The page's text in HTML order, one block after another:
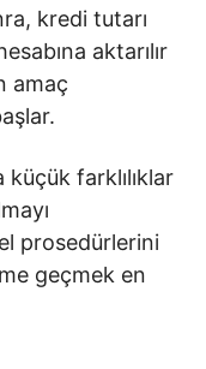
kredi tutarı
aktarılır
amaç
farklılıklar
prosedürlerini
geçmek en